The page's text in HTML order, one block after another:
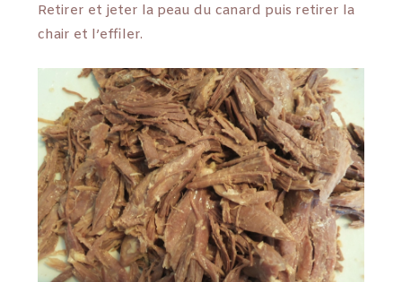
Retirer et jeter la peau du canard puis retirer la
chair et l’effiler.